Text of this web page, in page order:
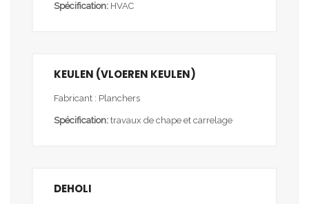
Spécification: HVAC
KEULEN (VLOEREN KEULEN)
Fabricant : Planchers
Spécification: travaux de chape et carrelage
DEHOLI